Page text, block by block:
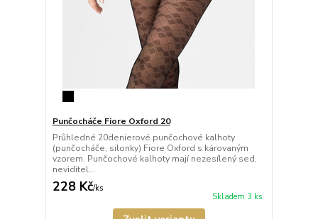
Punčocháče Fiore Oxford 20
Průhledné 20denierové punčochové kalhoty
(punčocháče, silonky) Fiore Oxford s károvaným
vzorem. Punčochové kalhoty mají nezesílený sed,
neviditel...
228 Kč/ks
Skladem 3 ks